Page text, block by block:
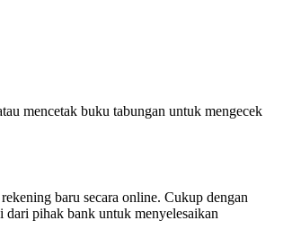
mencetak buku tabungan untuk mengecek
baru secara online. Cukup dengan
pihak bank untuk menyelesaikan